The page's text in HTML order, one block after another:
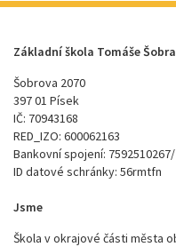
Základní škola Tomáše
Šobrova 2070
397 01 Písek
IČ: 70943168
RED_IZO: 600062163
Bankovní spojení:
ID datové schránky: 56rmtfn
Jsme
Škola v okrajové části města